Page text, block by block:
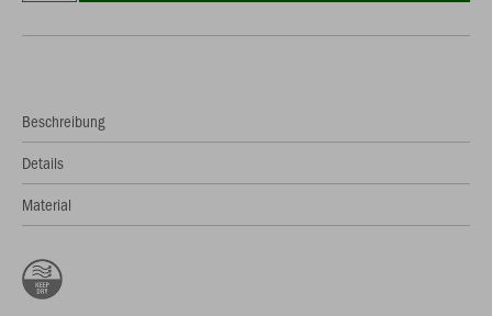
Beschreibung
Details
Material